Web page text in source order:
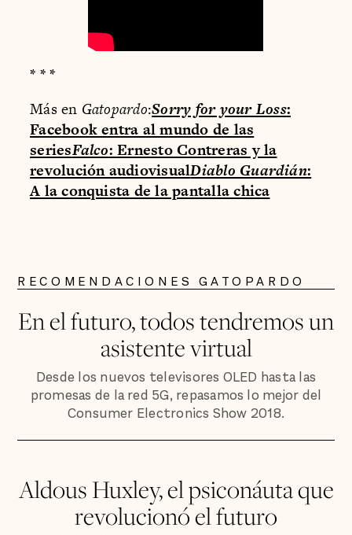
* * *
Más en Gatopardo:Sorry for your Loss:
Facebook entra al mundo de las
seriesFalco: Ernesto Contreras y la
revolución audiovisualDiablo Guardián:
A la conquista de la pantalla chica
RECOMENDACIONES GATOPARDO
En el futuro, todos tendremos un
asistente virtual
Desde los nuevos televisores OLED hasta las
promesas de la red 5G, repasamos lo mejor del
Consumer Electronics Show 2018.
Aldous Huxley, el psiconáuta que
revolucionó el futuro